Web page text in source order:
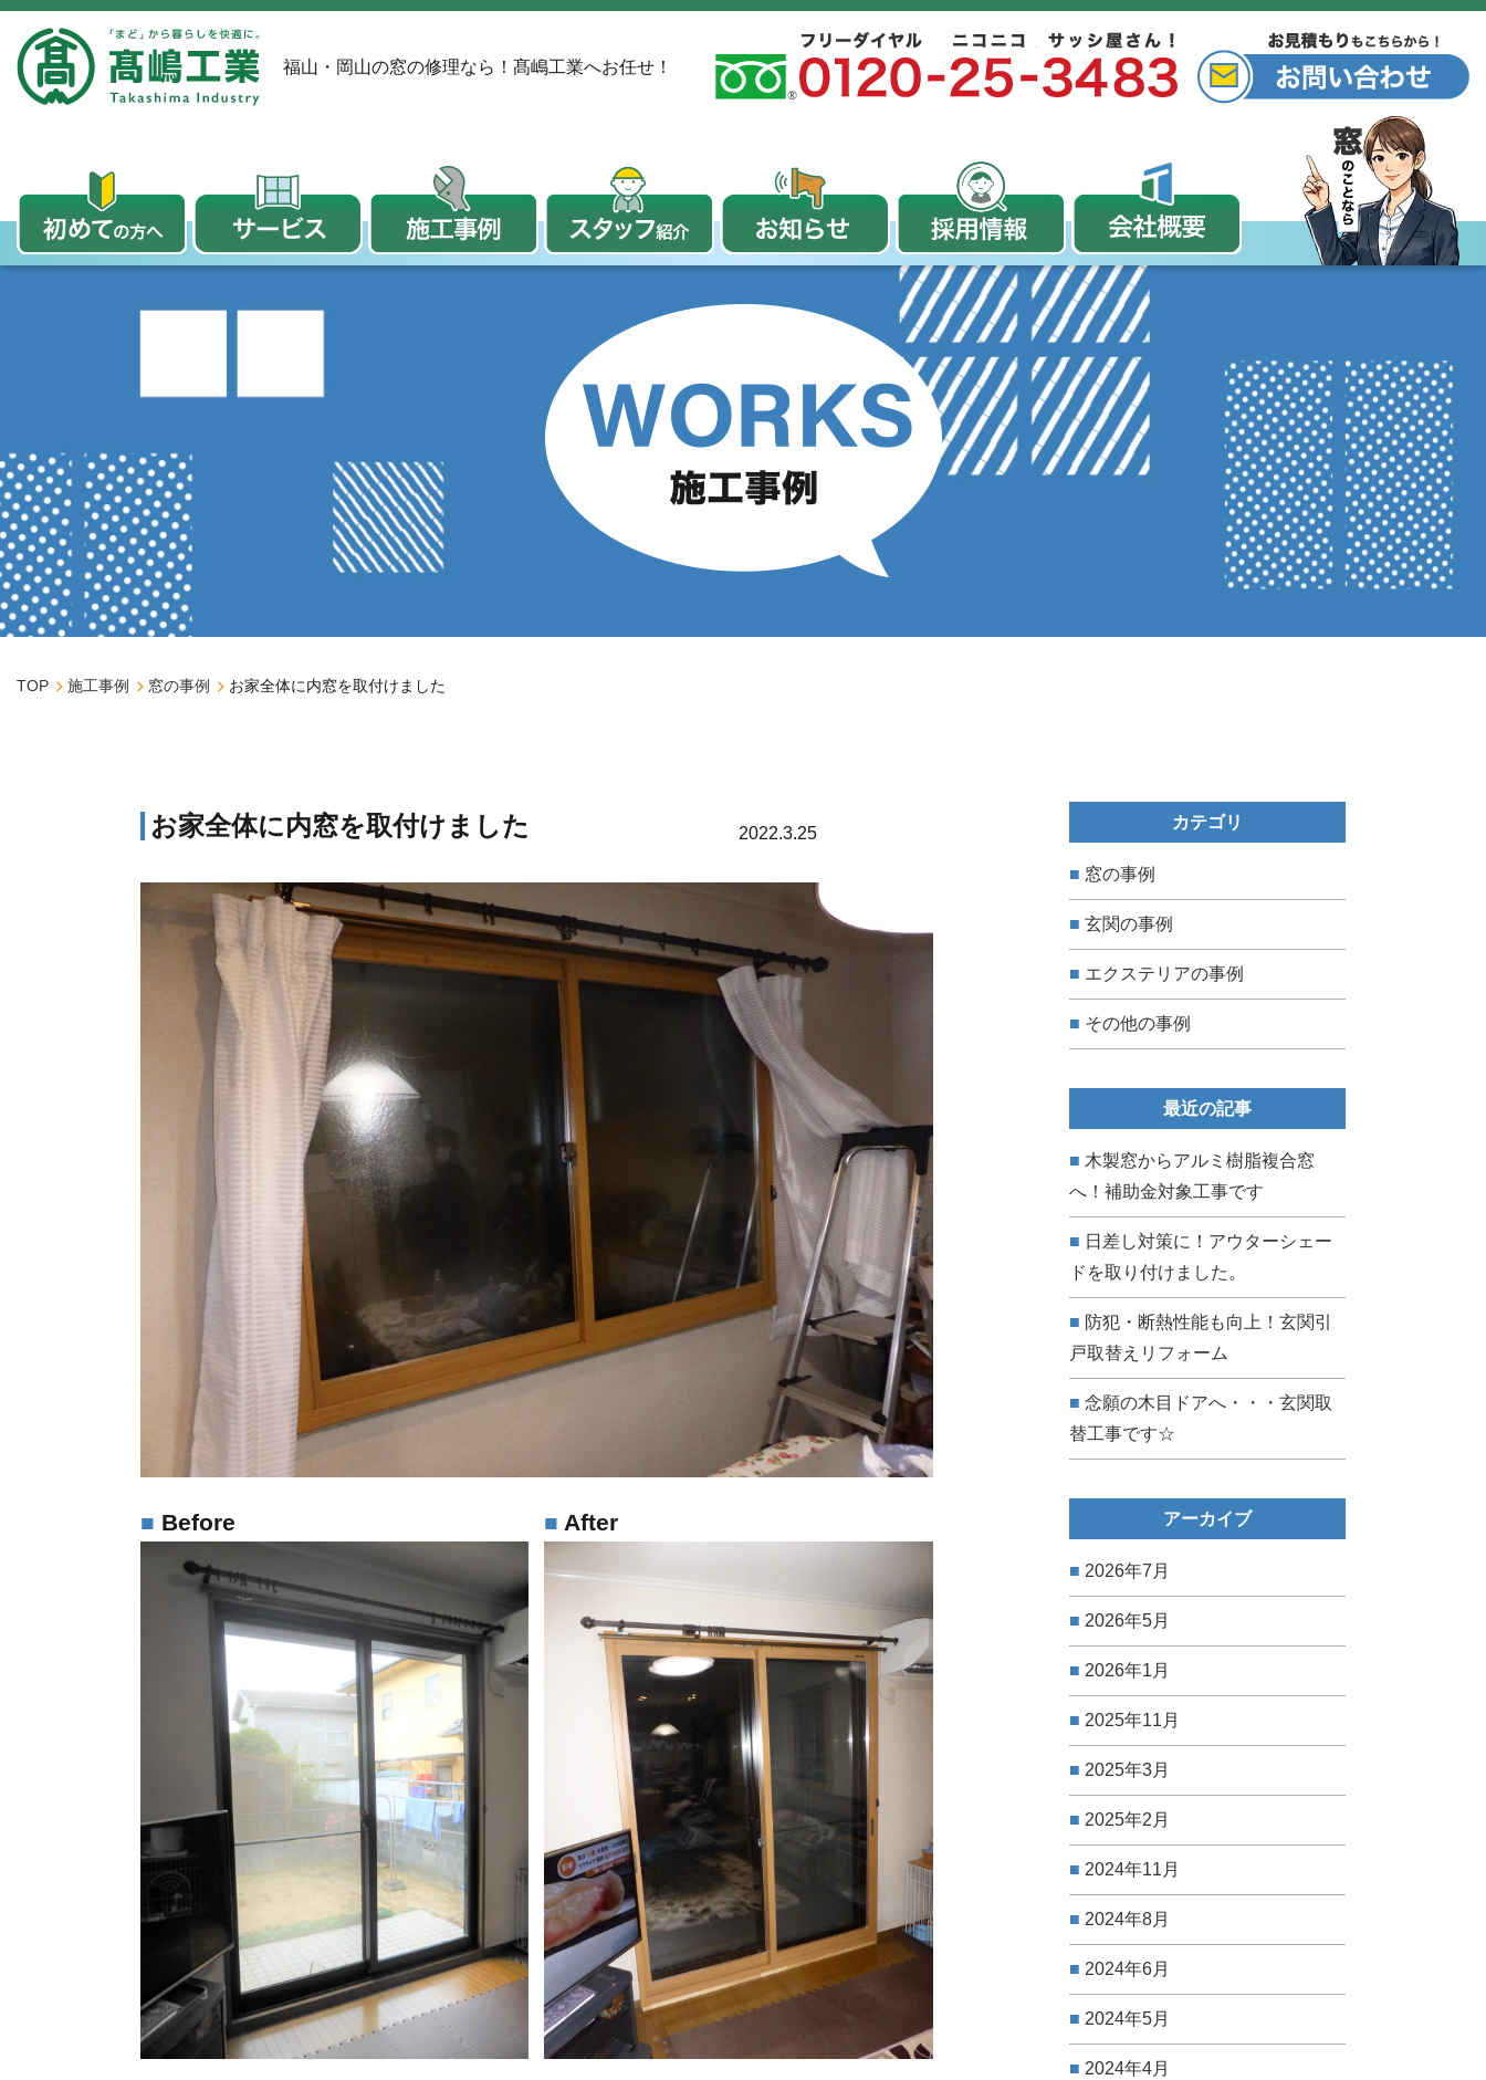
福山・岡山の窓の修理なら！ 髙嶋工業へお任せ！
TOP 施工事例 窓の事例 お家全体に内窓を取付けました
お家全体に内窓を取付けました 2022.3.25
Before After
カテゴリ
窓の事例
玄関の事例
エクステリアの事例
その他の事例
最近の記事
木製窓からアルミ樹脂複合窓
へ！補助金対象工事です
日差し対策に！アウターシェー
ドを取り付けました。
防犯・断熱性能も向上！玄関引
戸取替えリフォーム
念願の木目ドアへ・・・玄関取
替工事です☆
アーカイブ
2026年7月
2026年5月
2026年1月
2025年11月
2025年3月
2025年2月
2024年11月
2024年8月
2024年6月
2024年5月
2024年4月